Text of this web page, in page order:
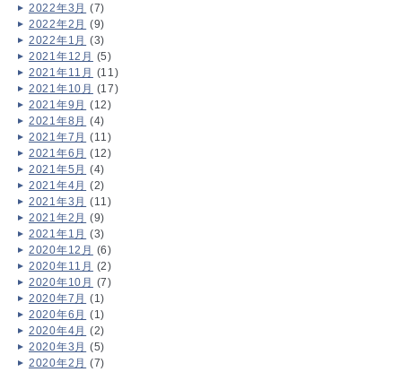
2022年3月 (7)
2022年2月 (9)
2022年1月 (3)
2021年12月 (5)
2021年11月 (11)
2021年10月 (17)
2021年9月 (12)
2021年8月 (4)
2021年7月 (11)
2021年6月 (12)
2021年5月 (4)
2021年4月 (2)
2021年3月 (11)
2021年2月 (9)
2021年1月 (3)
2020年12月 (6)
2020年11月 (2)
2020年10月 (7)
2020年7月 (1)
2020年6月 (1)
2020年4月 (2)
2020年3月 (5)
2020年2月 (7)